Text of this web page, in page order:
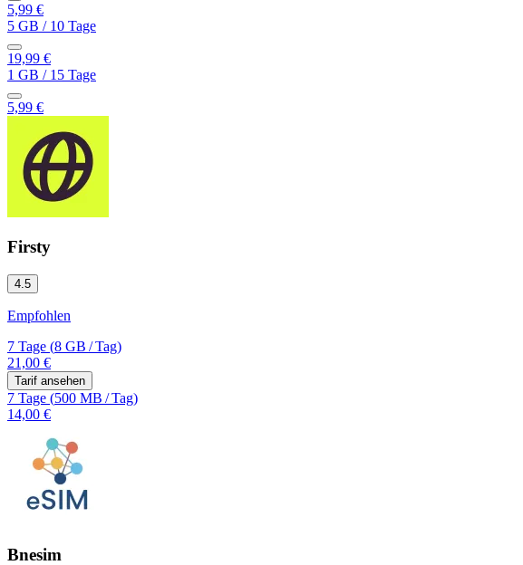
5,99 €
5 GB /10 Tage
19,99 €
1 GB /15 Tage
5,99 €
Firsty
4.5
Empfohlen
7 Tage (8 GB /Tag)
21,00 €
Tarif ansehen
7 Tage (500 MB /Tag)
14,00 €
Bnesim